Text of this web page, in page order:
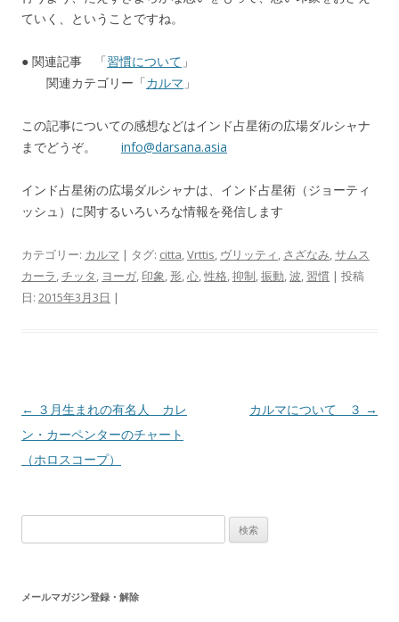
ていく、ということですね。
● 関連記事 「習慣について 」
関連カテゴリー「カルマ 」
この記事についての感想などはインド占星術の広場ダルシャナ
までどうぞ。 info@darsana.asia
インド占星術の広場ダルシャナは、インド占星術（ジョーティ
ッシュ）に関するいろいろな情報を発信します
カテゴリー: カルマ | タグ: citta,Vrttis, ヴリッティ, さざなみ,サムス
カーラ,チッタ, ヨーガ, 印象,形,心,性格,抑制,振動,波, 習慣 | 投稿
日: 2015年3月3日 |
投稿ナビゲーション
← ３月生まれの有名人 カレ
ン・カーペンターのチャート
（ホロスコープ）
カルマについて ３ →
メールマガジン登録・解除